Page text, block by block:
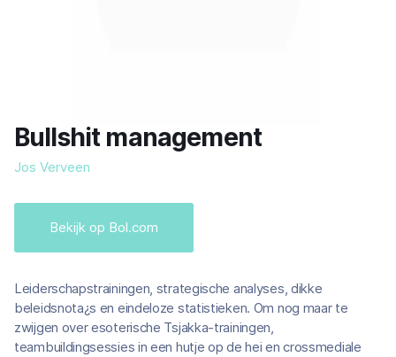
Bullshit management
Jos Verveen
Bekijk op Bol.com
Leiderschapstrainingen, strategische analyses, dikke
beleidsnota¿s en eindeloze statistieken. Om nog maar te
zwijgen over esoterische Tsjakka-trainingen,
teambuildingsessies in een hutje op de hei en crossmediale